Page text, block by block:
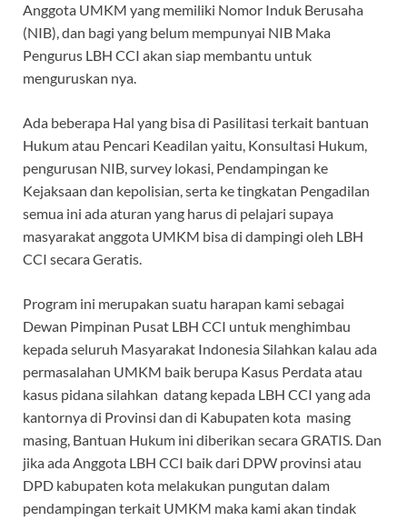
Anggota UMKM yang memiliki Nomor Induk Berusaha
(NIB), dan bagi yang belum mempunyai NIB Maka
Pengurus LBH CCI akan siap membantu untuk
menguruskan nya.
Ada beberapa Hal yang bisa di Pasilitasi terkait bantuan
Hukum atau Pencari Keadilan yaitu, Konsultasi Hukum,
pengurusan NIB, survey lokasi, Pendampingan ke
Kejaksaan dan kepolisian, serta ke tingkatan Pengadilan
semua ini ada aturan yang harus di pelajari supaya
masyarakat anggota UMKM bisa di dampingi oleh LBH
CCI secara Geratis.
Program ini merupakan suatu harapan kami sebagai
Dewan Pimpinan Pusat LBH CCI untuk menghimbau
kepada seluruh Masyarakat Indonesia Silahkan kalau ada
permasalahan UMKM baik berupa Kasus Perdata atau
kasus pidana silahkan datang kepada LBH CCI yang ada
kantornya di Provinsi dan di Kabupaten kota masing
masing, Bantuan Hukum ini diberikan secara GRATIS. Dan
jika ada Anggota LBH CCI baik dari DPW provinsi atau
DPD kabupaten kota melakukan pungutan dalam
pendampingan terkait UMKM maka kami akan tindak